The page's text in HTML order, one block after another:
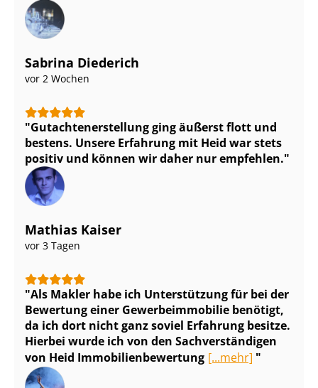
Sabrina Diederich
vor 2 Wochen
Gut­ach­ten­er­stel­lung ging äußerst flott und
bestens. Unsere Erfahrung mit Heid war stets
positiv und können wir daher nur empfehlen.
Mathias Kaiser
vor 3 Tagen
Als Makler habe ich Unterstützung für bei der
Bewertung einer Ge­wer­be­im­mo­bi­lie benötigt,
da ich dort nicht ganz soviel Erfahrung besitze.
Hierbei wurde ich von den Sach­ver­stän­di­gen
von Heid Im­mo­bi­li­en­be­wer­tung [...mehr]